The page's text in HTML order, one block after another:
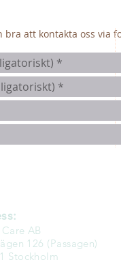
bra att kontakta oss via
AB
126 (Passagen)
Stockholm